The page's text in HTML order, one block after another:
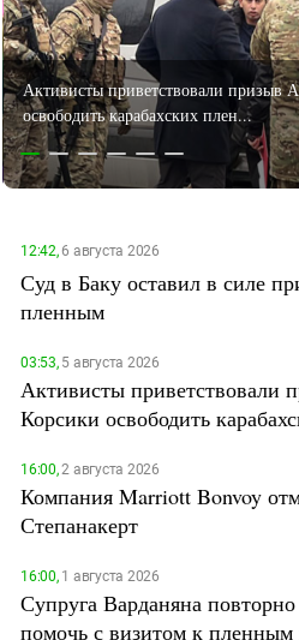
Дагестан
Ингушетия
Кабардино-Балкария
Калмыкия
Карачаево-Черкесия
Нагорный Карабах
Российская Федерация
Ростовская область
Северная Осетия - Алания
СКФО
Ставропольский край
Чечня
Южная Осетия
Южный Кавказ
ЮФО
Компания Marriott Bonvoy отменила
12:42,6 августа 2026
Суд в Баку оставил в силе
пленным
03:53,5 августа 2026
Активисты приветствовали
Корсики освободить
16:00,2 августа 2026
Компания Marriott Bonvoy
Степанакерт
16:00,1 августа 2026
Супруга Варданяна
помочь с визитом к пленным